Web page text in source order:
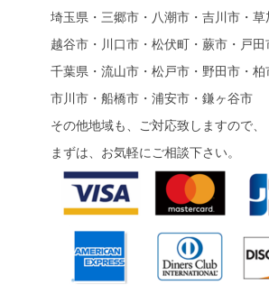
埼玉県・三郷市・八潮市・吉川市・草
越谷市・川口市・松伏町・蕨市・戸田
千葉県・流山市・松戸市・野田市・柏
市川市・船橋市・浦安市・鎌ヶ谷市
その他地域も、ご対応致しますので、
まずは、お気軽にご相談下さい。